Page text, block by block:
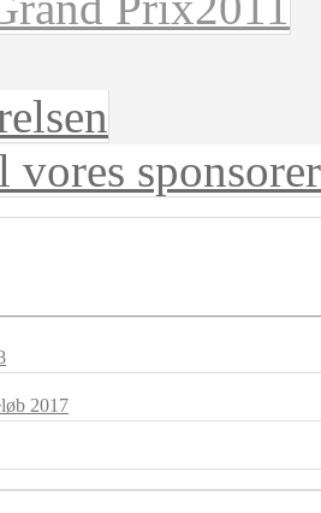
vores sponsorer
2017